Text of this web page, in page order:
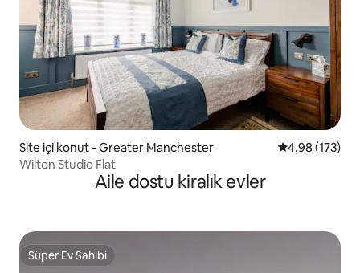
Site içi konut - Greater Manchester 5 üzerinden
4,98 (173)
Wilton Studio Flat
Aile dostu kiralık evler
Süper Ev Sahibi
Süper Ev Sahibi